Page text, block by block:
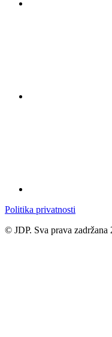
Politika privatnosti
© JDP. Sva prava zadržana